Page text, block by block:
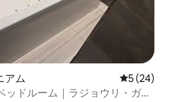
アム レビュー
5 (24)
ッドルーム｜ラジョウリ・ガー